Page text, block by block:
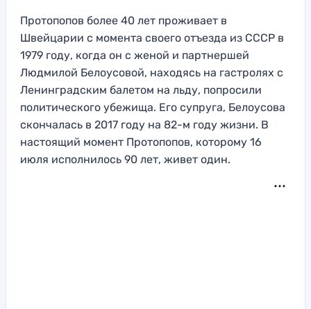
Протопопов более 40 лет проживает в
Швейцарии с момента своего отъезда из СССР в
1979 году, когда он с женой и партнершей
Людмилой Белоусовой, находясь на гастролях с
Ленинградским балетом на льду, попросили
политического убежища. Его супруга, Белоусова
скончалась в 2017 году на 82-м году жизни. В
настоящий момент Протопопов, которому 16
июля исполнилось 90 лет, живет один.